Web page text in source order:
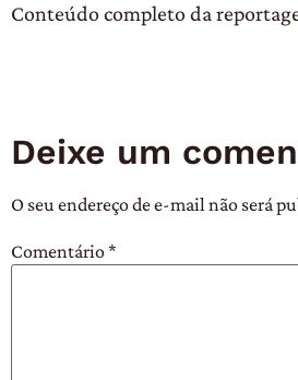
Conteúdo completo da
Deixe um
O seu endereço de e-mail não será
Comentário*